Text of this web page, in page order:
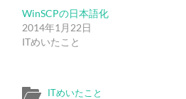
WinSCPの日本語化
2014年1月22日
ITめいたこと
ITめいたこと